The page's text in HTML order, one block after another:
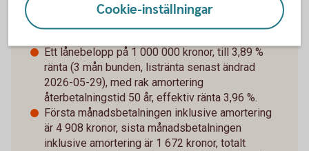
Räkneexempel bolån
Ett lånebelopp på 1 000 000 kronor, till 3,89 %
ränta (3 mån bunden, listränta senast ändrad
2026-05-29), med rak amortering
återbetalningstid 50 år, effektiv ränta 3,96 %.
Första månadsbetalningen inklusive amortering
är 4 908 kronor, sista månadsbetalningen
inklusive amortering är 1 672 kronor, totalt
Cookie-inställningar